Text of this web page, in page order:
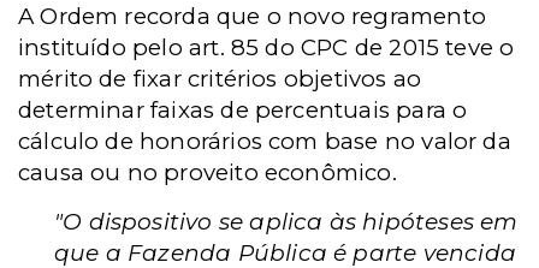
A Ordem recorda que o novo regramento
instituído pelo art. 85 do CPC de 2015 teve o
mérito de fixar critérios objetivos ao
determinar faixas de percentuais para o
cálculo de honorários com base no valor da
causa ou no proveito econômico.
"O dispositivo se aplica às hipóteses em
que a Fazenda Pública é parte vencida